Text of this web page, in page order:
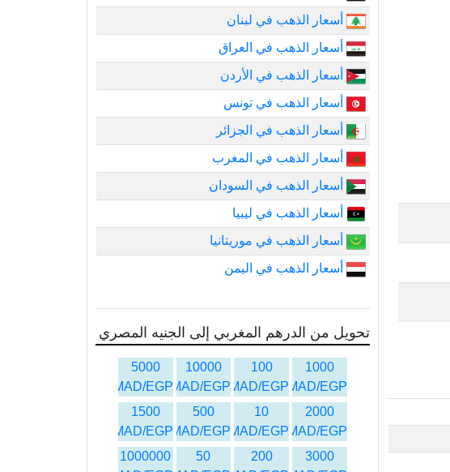
أسعار الذهب في لبنان
أسعار الذهب في العراق
أسعار الذهب في الأردن
أسعار الذهب في تونس
أسعار الذهب في الجزائر
أسعار الذهب في المغرب
أسعار الذهب في السودان
أسعار الذهب في ليبيا
أسعار الذهب في موريتانيا
أسعار الذهب في اليمن
تحويل من الدرهم المغربي إلى الجنيه المصري
1000
MAD/EGP
100
MAD/EGP
10000
MAD/EGP
5000
MAD/EGP
2000
MAD/EGP
10
MAD/EGP
500
MAD/EGP
1500
MAD/EGP
3000
200
50
1000000